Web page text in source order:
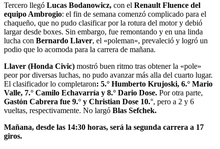
Tercero llegó Lucas Bodanowicz, con el Renault Fluence del
equipo Ambrogio: el fin de semana comenzó complicado para el
chaqueño, que no pudo clasificar por la rotura del motor y debió
largar desde boxes. Sin embargo, fue remontando y en una linda
lucha con Bernardo Llaver, el «poleman», prevaleció y logró un
podio que lo acomoda para la carrera de mañana.
Llaver (Honda Civic) mostró buen ritmo tras obtener la «pole»
peor por diversas luchas, no pudo avanzar más alla del cuarto lugar.
El clasificador lo completaron: 5.° Humberto Krujoski, 6.° Mario
Valle, 7.° Camilo Echavarría y 8.° Dario Dose. Por otra parte,
Gastón Cabrera fue 9.° y Christian Dose 10.°, pero a 2 y 6
vueltas, respectivamente. No largó Blas Sefchek.
Mañana, desde las 14:30 horas, será la segunda carrera a 17
giros.